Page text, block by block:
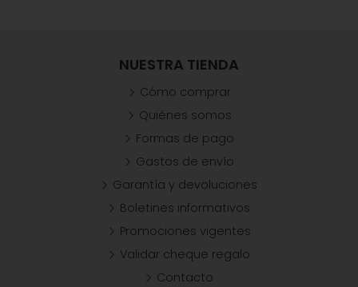
NUESTRA TIENDA
Cómo comprar
Quiénes somos
Formas de pago
Gastos de envío
Garantía y devoluciones
Boletines informativos
Promociones vigentes
Validar cheque regalo
Contacto